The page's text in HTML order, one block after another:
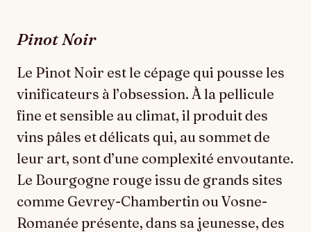
Pinot Noir
Le Pinot Noir est le cépage qui pousse les
vinificateurs à l’obsession. À la pellicule
fine et sensible au climat, il produit des
vins pâles et délicats qui, au sommet de
leur art, sont d’une complexité envoutante.
Le Bourgogne rouge issu de grands sites
comme Gevrey-Chambertin ou Vosne-
Romanée présente, dans sa jeunesse, des